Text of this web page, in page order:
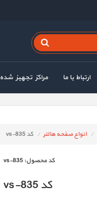
ارتباط با ما مراکز تجهیز شده
انواع صفحه هالتر کد vs-835
كد محصول: vs-835
کد vs-835